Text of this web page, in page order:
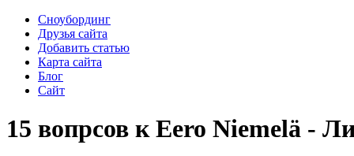
Сноубординг
Друзья сайта
Добавить статью
Карта сайта
Блог
Сайт
15 вопрсов к Eero Niemelä -